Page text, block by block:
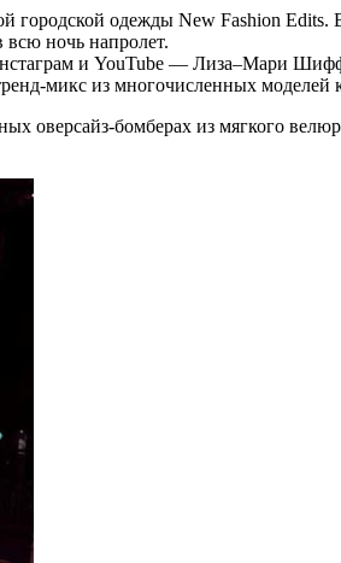
городской одежды New Fashion
всю ночь напролет.
и YouTube — Лиза–Мари
микс из многочисленных моделей
оверсайз-бомберах из мягкого